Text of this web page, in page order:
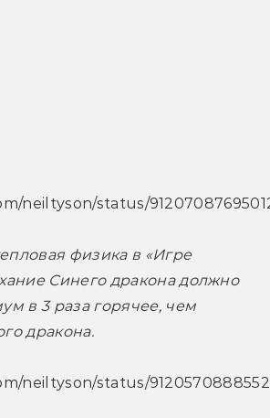
neiltyson/status/
физика в «Игре
Синего дракона должно
в 3 раза горячее, чем
дракона.
neiltyson/status/